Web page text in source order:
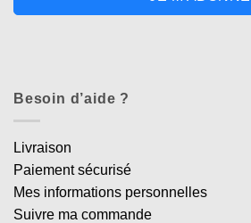
Besoin d’aide ?
Livraison
Paiement sécurisé
Mes informations personnelles
Suivre ma commande